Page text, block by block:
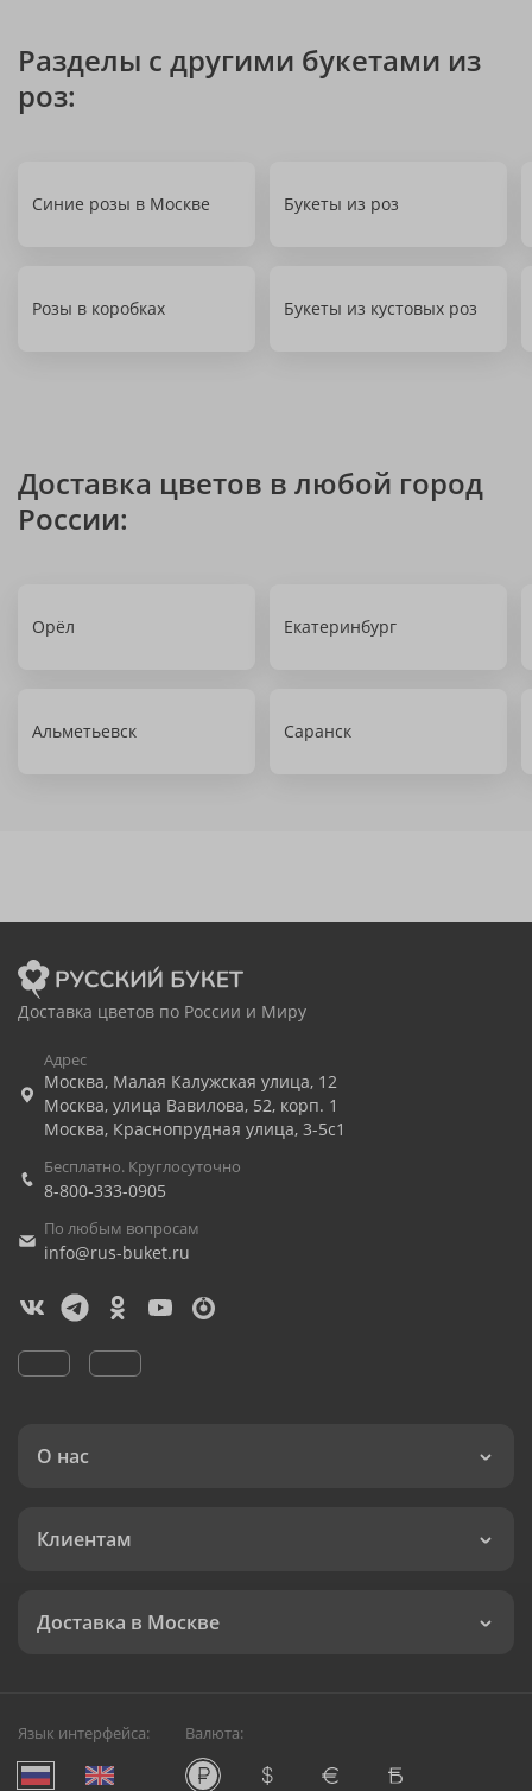
Разделы с другими букетами из
роз:
Синие розы в Москве Букеты из роз
Розы в коробках Букеты из кустовых роз
Доставка цветов в любой город
России:
Орёл Екатеринбург
Альметьевск Саранск
Доставка цветов по России и Миру
Адрес
Москва, Малая Калужская улица, 12
Москва, улица Вавилова, 52, корп. 1
Москва, Краснопрудная улица, 3-5с1
Бесплатно. Круглосуточно
8-800-333-0905
По любым вопросам
info@rus-buket.ru
О нас
Клиентам
Доставка в Москве
Язык интерфейса: Валюта: